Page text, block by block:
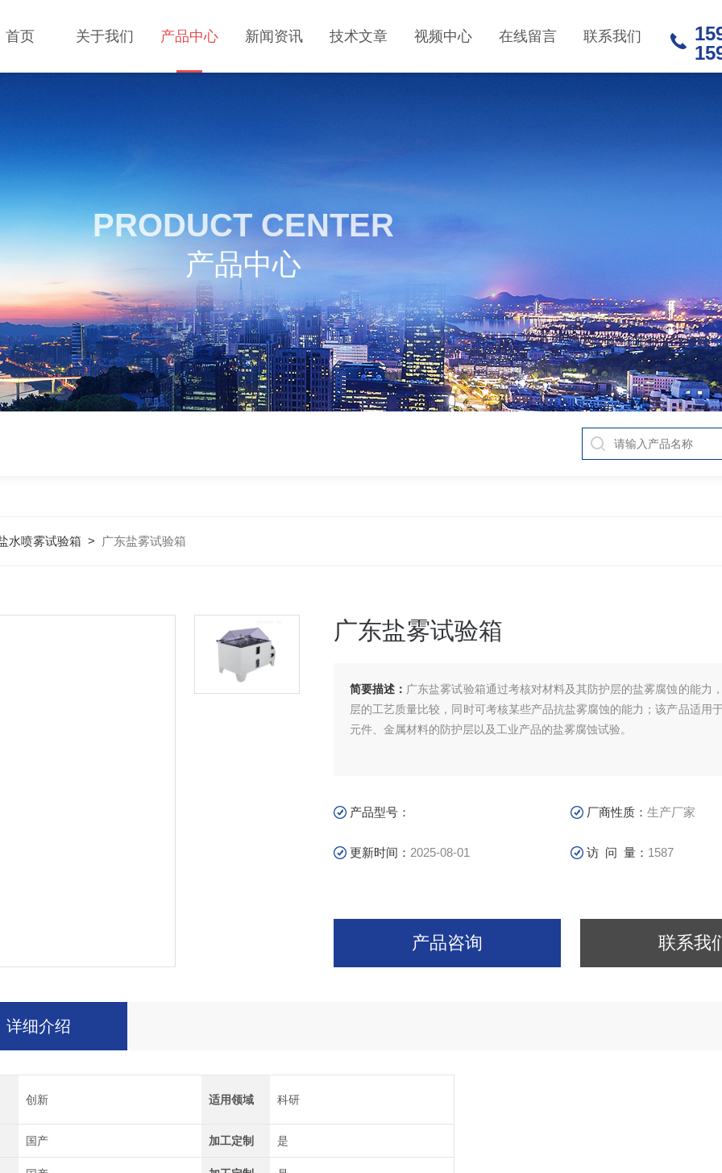
首页 关于我们 产品中心 新闻资讯 技术文章 视频中心 在线留言 联系我们
PRODUCT CENTER
产品中心
水喷雾试验箱 > 广东盐雾试验箱
广东盐雾试验箱
简要描述： 广东盐雾试验箱通过考核对材料及其防护层的盐雾腐蚀的能力
层的工艺质量比较，同时可考核某些产品抗盐雾腐蚀的能力；该产品适用
元件、金属材料的防护层以及工业产品的盐雾腐蚀试验。
产品型号： 厂商性质： 生产厂家
更新时间： 2025-08-01 访 问 量： 1587
产品咨询 联系我
详细介绍
创新 适用领域 科研
国产 加工定制 是